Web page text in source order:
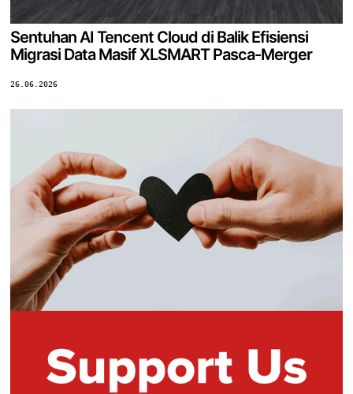
Sentuhan AI Tencent Cloud di Balik Efisiensi
Migrasi Data Masif XLSMART Pasca-Merger
26.06.2026